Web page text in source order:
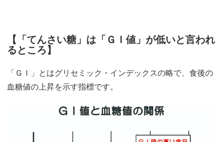
【 「てんさい糖」は「ＧＩ値」が低いと言われ
るところ 】
「ＧＩ」とはグリセミック・インデックスの略で、食後の
血糖値の上昇を示す指標です。